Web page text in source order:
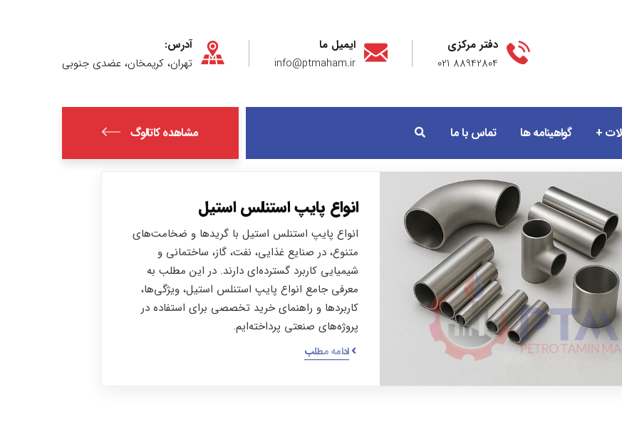
دفتر مرکزی
88942804 021
ایمیل ما
info@ptmaham.ir
آدرس:
تهران، کریمخان، عضدی جنوبی
گواهینامه ها تماس با ما مشاهده کاتالوگ
انواع پایپ استنلس استیل
انواع پایپ استنلس استیل با گریدها و ضخامت‌های
متنوع، در صنایع غذایی، نفت، گاز، ساختمانی و
شیمیایی کاربرد گسترده‌ای دارند. در این مطلب به
معرفی جامع انواع پایپ استنلس استیل، ویژگی‌ها،
کاربردها و راهنمای خرید تخصصی برای استفاده در
پروژه‌های صنعتی پرداخته‌ایم.
ادامه مطلب